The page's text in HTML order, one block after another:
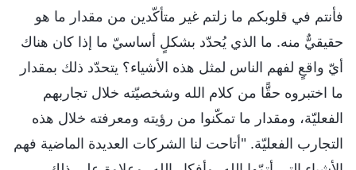
فأنتم في قلوبكم ما زلتم غير متأكّدين من مقدار ما هو
حقيقيٌّ منه. ما الذي يُحدّد بشكلٍ أساسيّ ما إذا كان هناك
أيّ واقعٍ لفهم الناس لمثل هذه الأشياء؟ يتحدّد ذلك بمقدار
ما اختبروه حقًّا من كلام الله وشخصيّته خلال تجاربهم
الفعليّة، ومقدار ما تمكّنوا من رؤيته ومعرفته خلال هذه
التجارب الفعليّة. "أتاحت لنا الشركات العديدة الماضية فهم